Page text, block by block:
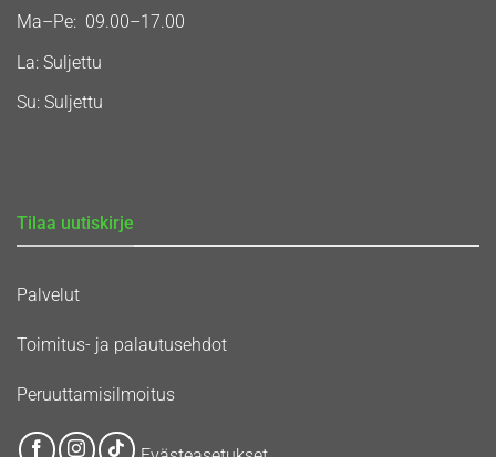
Ma–Pe: 09.00–17.00
La: Suljettu
Su: Suljettu
Tilaa uutiskirje
Palvelut
Toimitus- ja palautusehdot
Peruuttamisilmoitus